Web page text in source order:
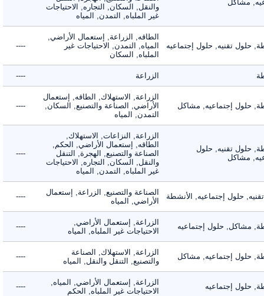
مشاكل
والنقل, السكان, التجاره, الاحتياجات
غير الملباه, التمدن, المياه
حلول تقنيه, حلول إجتماعيه
الطاقه, الزراعة, إستعمال الأراضي,
المياه, التمدن, الاحتياجات غير
الملباه, السكان
----
الزراعة ----
حلول إجتماعيه, مشاكل
الزراعة, الاستهلاك, الطاقه, إستعمال
الأراضي, الصناعة والتصنيع, السكان,
التمدن, المياه
----
حلول تقنيه, حلول
مشاكل
الزراعة, النزاعات, الاستهلاك,
الطاقه, إستعمال الأراضي, الحكم,
الصناعة والتصنيع, الهجرة, التنقل
والنقل, السكان, التجاره, الاحتياجات
غير الملباه, التمدن, المياه
----
حلول إجتماعيه, الأنشطة
الصناعة والتصنيع, الزراعة, إستعمال
الأراضي, المياه
----
مشاكل, حلول إجتماعيه
الزراعة, إستعمال الأراضي,
الاحتياجات غير الملباه, المياه
----
حلول إجتماعيه, مشاكل
الزراعة, الاستهلاك, الصناعة
والتصنيع, التنقل والنقل, المياه
----
حلول إجتماعيه
الزراعة, إستعمال الأراضي, المياه,
الاحتياجات غير الملباه, الحكم
----